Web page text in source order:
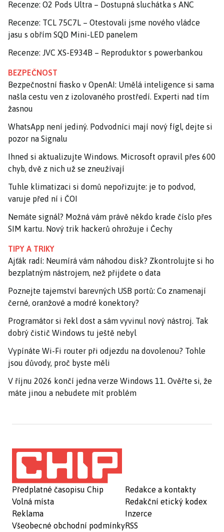
Recenze: O2 Pods Ultra – Dostupná sluchátka s ANC
Recenze: TCL 75C7L – Otestovali jsme nového vládce
jasu s obřím SQD Mini-LED panelem
Recenze: JVC XS-E934B – Reproduktor s powerbankou
BEZPEČNOST
Bezpečnostní fiasko v OpenAI: Umělá inteligence si sama
našla cestu ven z izolovaného prostředí. Experti nad tím
žasnou
WhatsApp není jediný. Podvodníci mají nový fígl, dejte si
pozor na Signalu
Ihned si aktualizujte Windows. Microsoft opravil přes 600
chyb, dvě z nich už se zneužívají
Tuhle klimatizaci si domů nepořizujte: je to podvod,
varuje před ní i ČOI
Nemáte signál? Možná vám právě někdo krade číslo přes
SIM kartu. Nový trik hackerů ohrožuje i Čechy
TIPY A TRIKY
Ajťák radí: Neumírá vám náhodou disk? Zkontrolujte si ho
bezplatným nástrojem, než přijdete o data
Poznejte tajemství barevných USB portů: Co znamenají
černé, oranžové a modré konektory?
Programátor si řekl dost a sám vyvinul nový nástroj. Tak
dobrý čistič Windows tu ještě nebyl
Vypínáte Wi-Fi router při odjezdu na dovolenou? Tohle
jsou důvody, proč byste měli
V říjnu 2026 končí jedna verze Windows 11. Ověřte si, že
máte jinou a nebudete mít problém
Předplatné časopisu Chip
Volná místa
Reklama
Všeobecné obchodní podmínky
Redakce a kontakty
Redakční etický kodex
Inzerce
RSS